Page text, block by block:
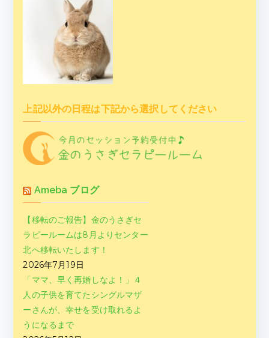
上記以外の日程は下記から選択してください
Ameba ブログ
【移転のご報告】金のうさぎセ
ラピールームは8月よりセンター
北へ移転いたします！
2026年7月19日
「ママ、早く再婚しなよ！」４
人の子供を育てたシングルマザ
ーさんが、幸せを受け取れるよ
うになるまで